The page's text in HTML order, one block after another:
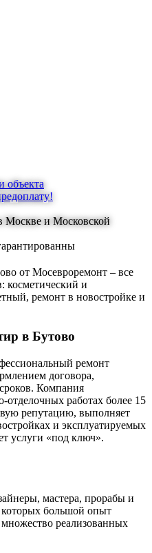
объекта
Москве и Московской
от Мосевроремонт – все
косметический и
ремонт в новостройке и
в Бутово
ремонт
договора,
Компания
отделочных работах более 15
репутацию, выполняет
и эксплуатируемых
услуги «под ключ».
мастера, прорабы и
которых большой опыт
реализованных